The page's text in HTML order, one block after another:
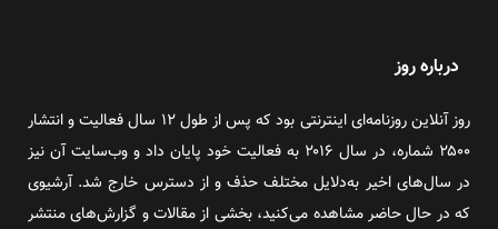
درباره روز
روز آنلاین روزنامه‌ای اینترنتی بود که پس از طول ۱۲ سال فعالیت و انتشار
۲۵۰۰ شماره، در سال ۲۰۱۶ به فعالیت خود پایان داد و وب‌سایت آن نیز
در سال‌های اخیر به‌دلایل مختلف حذف و از دسترس خارج شد. آرشیوی
که در حال حاضر مشاهده می‌کنید، بخشی از مقالات و گزارش‌های منتشر